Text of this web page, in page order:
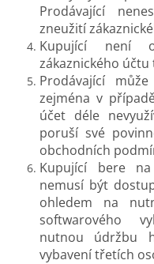
Prodávající
zneužití
Kupující není
zákaznického
Prodávající
zejména v
účet déle
poruší své
obchodních
Kupující bere
nemusí být
ohledem na
softwarového
nutnou údržbu
vybavení třetích